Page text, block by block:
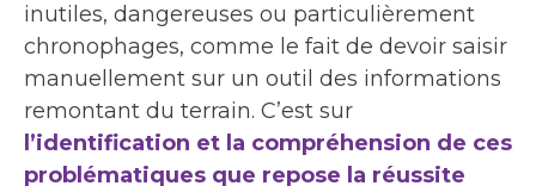
inutiles, dangereuses ou particulièrement
chronophages, comme le fait de devoir saisir
manuellement sur un outil des informations
remontant du terrain. C’est sur
l’identification et la compréhension de ces
problématiques que repose la réussite